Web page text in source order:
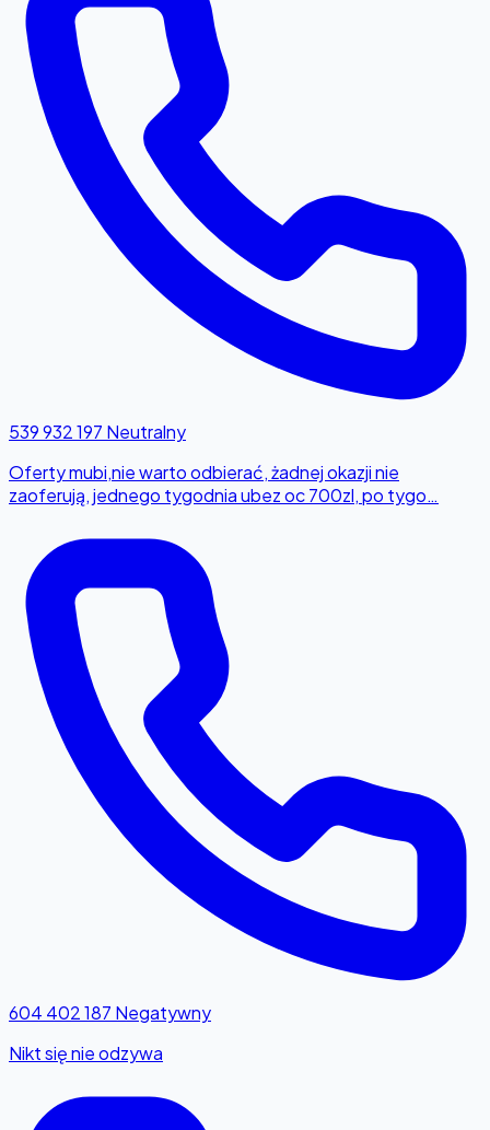
539 932 197 Neutralny
Oferty mubi,nie warto odbierać, żadnej okazji nie
zaoferują, jednego tygodnia ubez oc 700zl, po tygo…
604 402 187 Negatywny
Nikt się nie odzywa